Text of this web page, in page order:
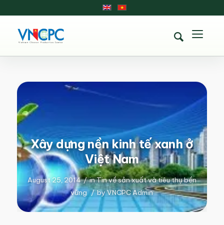
Xây dựng nền kinh tế xanh ở
Việt Nam
August 25, 2014 / inTin về sản xuất và tiêu thụ bền
vững / byVNCPC Admin